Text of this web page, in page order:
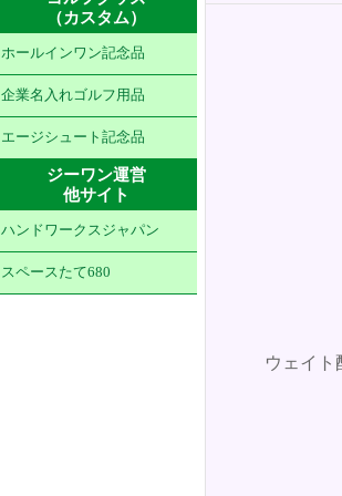
（カスタム）
ホールインワン記念品
企業名入れゴルフ用品
エージシュート記念品
ジーワン運営
他サイト
ハンドワークスジャパン
スペースたて680
ウェイト